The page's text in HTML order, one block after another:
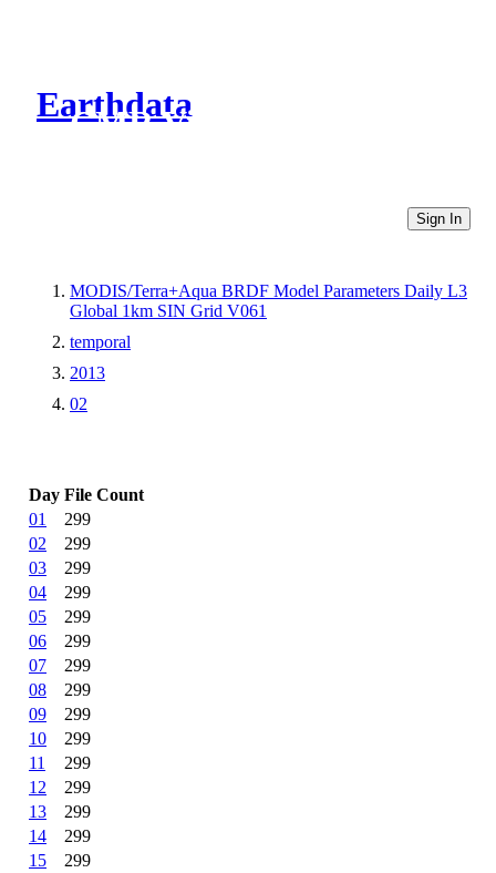
Earthdata
CMR Virtual Directories
Sign In
MODIS/Terra+Aqua BRDF Model Parameters Daily L3
Global 1km SIN Grid V061
temporal
2013
02
Day File Count
01
299
02
299
03
299
04
299
05
299
06
299
07
299
08
299
09
299
10
299
11
299
12
299
13
299
14
299
15
299